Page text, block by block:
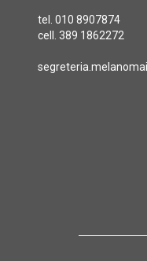
tel. 010 8907874
cell. 389 1862272